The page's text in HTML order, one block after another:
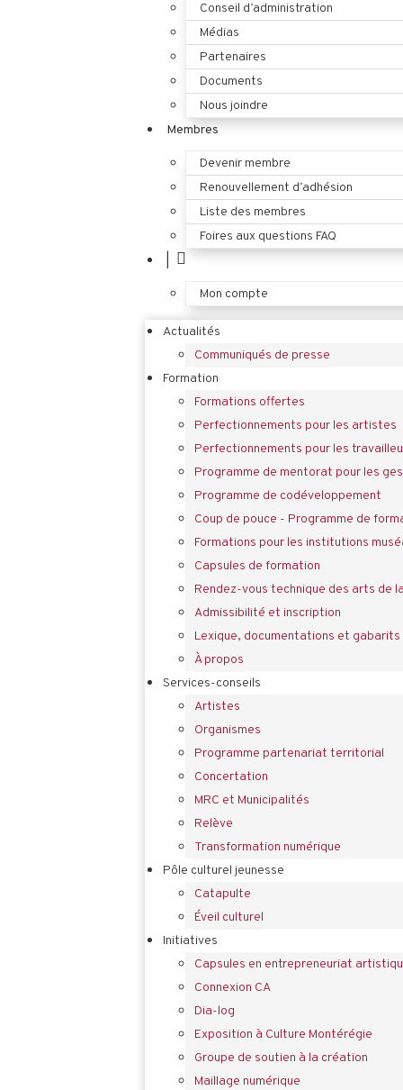
Conseil d’administration
Médias
Partenaires
Documents
Nous joindre
Membres
Devenir membre
Renouvellement d’adhésion
Liste des membres
Foires aux questions FAQ
Mon compte
Actualités
Communiqués de presse
Formation
Formations offertes
Perfectionnements pour les artistes
Perfectionnements pour les
Programme de mentorat pour les
Programme de codéveloppement
Coup de pouce - Programme de
Formations pour les institutions
Capsules de formation
Rendez-vous technique des arts de
Admissibilité et inscription
Lexique, documentations et gabarits
À propos
Services-conseils
Artistes
Organismes
Programme partenariat territorial
Concertation
MRC et Municipalités
Relève
Transformation numérique
Pôle culturel jeunesse
Catapulte
Éveil culturel
Initiatives
Capsules en entrepreneuriat
Connexion CA
Dia-log
Exposition à Culture Montérégie
Groupe de soutien à la création
Maillage numérique